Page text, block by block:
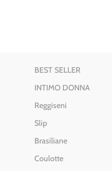
BEST SELLER
INTIMO DONNA
Reggiseni
Slip
Brasiliane
Coulotte